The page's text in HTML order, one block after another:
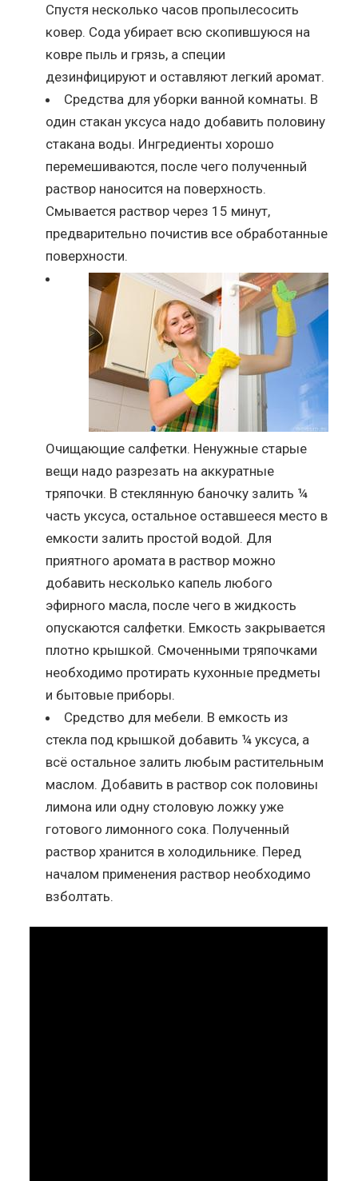
Спустя несколько часов пропылесосить
ковер. Сода убирает всю скопившуюся на
ковре пыль и грязь, а специи
дезинфицируют и оставляют легкий аромат.
Средства для уборки ванной комнаты. В
один стакан уксуса надо добавить половину
стакана воды. Ингредиенты хорошо
перемешиваются, после чего полученный
раствор наносится на поверхность.
Смывается раствор через 15 минут,
предварительно почистив все обработанные
поверхности.
Очищающие салфетки. Ненужные старые
вещи надо разрезать на аккуратные
тряпочки. В стеклянную баночку залить ¼
часть уксуса, остальное оставшееся место в
емкости залить простой водой. Для
приятного аромата в раствор можно
добавить несколько капель любого
эфирного масла, после чего в жидкость
опускаются салфетки. Емкость закрывается
плотно крышкой. Смоченными тряпочками
необходимо протирать кухонные предметы
и бытовые приборы.
Средство для мебели. В емкость из
стекла под крышкой добавить ¼ уксуса, а
всё остальное залить любым растительным
маслом. Добавить в раствор сок половины
лимона или одну столовую ложку уже
готового лимонного сока. Полученный
раствор хранится в холодильнике. Перед
началом применения раствор необходимо
взболтать.